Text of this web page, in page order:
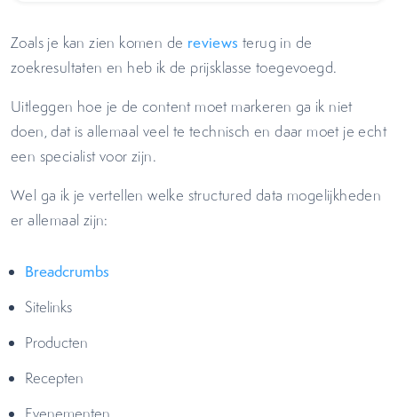
Zoals je kan zien komen de reviews terug in de
zoekresultaten en heb ik de prijsklasse toegevoegd.
Uitleggen hoe je de content moet markeren ga ik niet
doen, dat is allemaal veel te technisch en daar moet je echt
een specialist voor zijn.
Wel ga ik je vertellen welke structured data mogelijkheden
er allemaal zijn:
Breadcrumbs
Sitelinks
Producten
Recepten